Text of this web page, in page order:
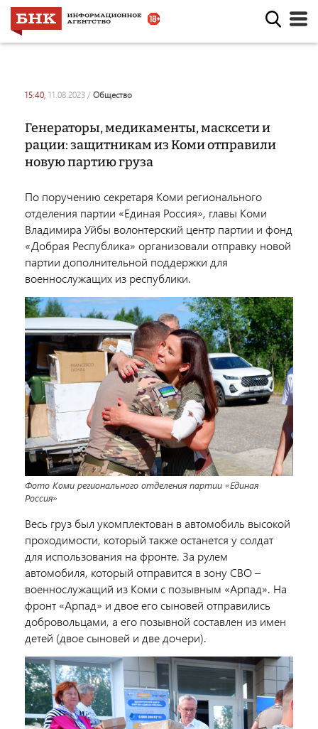
15:40, 11.08.2023 / общество
Генераторы, медикаменты, масксети и
рации: защитникам из Коми отправили
новую партию груза
По поручению секретаря Коми регионального
отделения партии «Единая Россия», главы Коми
Владимира Уйбы волонтерский центр партии и фонд
«Добрая Республика» организовали отправку новой
партии дополнительной поддержки для
военнослужащих из республики.
Фото Коми регионального отделения партии «Единая
Россия»
Весь груз был укомплектован в автомобиль высокой
проходимости, который также останется у солдат
для использования на фронте. За рулем
автомобиля, который отправится в зону СВО –
военнослужащий из Коми с позывным «Арпад». На
фронт «Арпад» и двое его сыновей отправились
добровольцами, а его позывной составлен из имен
детей (двое сыновей и две дочери).